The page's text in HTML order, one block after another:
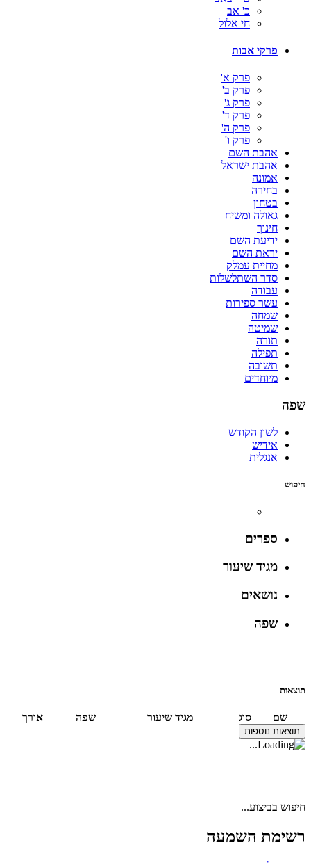
כ' אב
חי אלול
פרקי אבות
פרק א'
פרק ב'
פרק ג'
פרק ד'
פרק ה'
פרק ו'
אהבת השם
אהבת ישראל
אמונה
בחירה
בטחון
גאולה ומשיח
חינוך
ידיעת השם
יראת השם
מחיית עמלק
סדר השתלשלות
עבודה
עשר ספירות
שמחה
שמיטה
תורה
תפילה
תשובה
מיוחדים
שפה
לשון הקודש
אידיש
אנגלית
חיפוש
ספרים
מגיד שיעור
נושאים
שפה
תוצאות
שם סוג מגיד שיעור שפה אורך
תוצאות נוספות
חיפוש בביצוע...
רשימת השמעה